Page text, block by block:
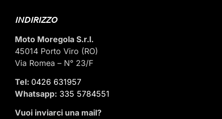
INDIRIZZO
Moto Moregola S.r.l.
45014 Porto Viro (RO)
Via Romea – N° 23/F
Tel: 0426 631957
Whatsapp: 335 5784551
Vuoi inviarci una mail?